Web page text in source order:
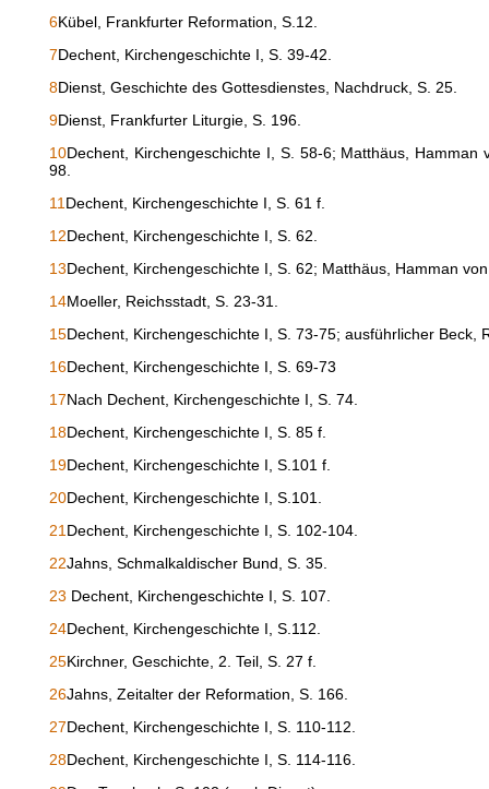
6Kübel, Frankfurter Reformation, S.12.
7Dechent, Kirchengeschichte I, S. 39-42.
8Dienst, Geschichte des Gottesdienstes, Nachdruck, S. 25.
9Dienst, Frankfurter Liturgie, S. 196.
10Dechent, Kirchengeschichte I, S. 58-6; Matthäus,
98.
11Dechent, Kirchengeschichte I, S. 61 f.
12Dechent, Kirchengeschichte I, S. 62.
13Dechent, Kirchengeschichte I, S. 62; Matthäus, Hamman
14Moeller, Reichsstadt, S. 23-31.
15Dechent, Kirchengeschichte I, S. 73-75; ausführlicher Beck,
16Dechent, Kirchengeschichte I, S. 69-73
17Nach Dechent, Kirchengeschichte I, S. 74.
18Dechent, Kirchengeschichte I, S. 85 f.
19Dechent, Kirchengeschichte I, S.101 f.
20Dechent, Kirchengeschichte I, S.101.
21Dechent, Kirchengeschichte I, S. 102-104.
22Jahns, Schmalkaldischer Bund, S. 35.
23 Dechent, Kirchengeschichte I, S. 107.
24Dechent, Kirchengeschichte I, S.112.
25Kirchner, Geschichte, 2. Teil, S. 27 f.
26Jahns, Zeitalter der Reformation, S. 166.
27Dechent, Kirchengeschichte I, S. 110-112.
28Dechent, Kirchengeschichte I, S. 114-116.